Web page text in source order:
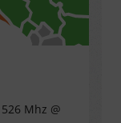
Mhz @